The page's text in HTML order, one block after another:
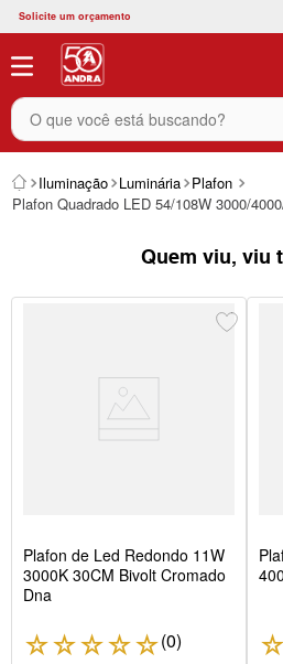
Solicite um orçamento
O que você está buscando?
Iluminação Luminária Plafon
Plafon Quadrado LED 54/108W 3000/
Quem viu, viu
Plafon de Led Redondo 11W
3000K 30CM Bivolt Cromado
Dna
☆☆☆☆☆(0) ☆